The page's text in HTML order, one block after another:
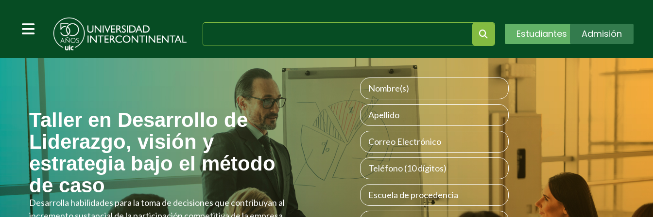
Estudiantes Admisión
Taller en Desarrollo de
Liderazgo, visión y
estrategia bajo el método
de caso
Desarrolla habilidades para la toma de decisiones que contribuyan al